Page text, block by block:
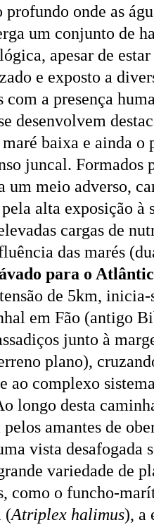
onde as
um conjunto de
apesar de
e exposto a
a presença
desenvolvem
baixa e ainda o
juncal. Formados
um meio adverso,
alta exposição à
cargas de
das marés
para o
de 5km, inicia-
em Fão (antigo
junto à
plano),
ao complexo
longo desta
amantes de
vista desafogada
variedade de
como o funcho-
(Atriplex halimus), a